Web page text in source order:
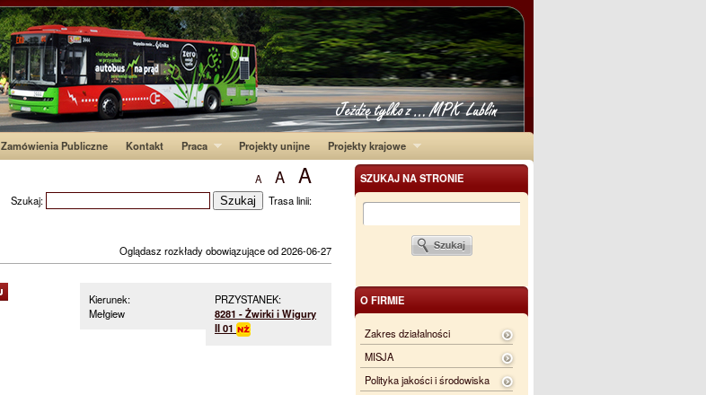
Zamówienia Publiczne Kontakt Praca Projekty unijne Projekty krajowe
SZUKAJ NA STRONIE
O FIRMIE
Zakres działalności
MISJA
Polityka jakości i środowiska
A A A
Szukaj: Trasa linii:
Oglądasz rozkłady obowiązujące od 2026-06-27
PRZYSTANEK:
8281 - Żwirki i Wigury
II 01
Kierunek:
Mełgiew